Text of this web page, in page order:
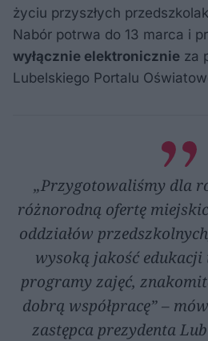
życiu przyszłych
Nabór potrwa do 13 marca i
wyłącznie elektronicznie za
Lubelskiego Portalu
„Przygotowaliśmy dla
różnorodną ofertę
oddziałów
wysoką jakość
programy zajęć,
dobrą współpracę” –
zastępca prezydenta